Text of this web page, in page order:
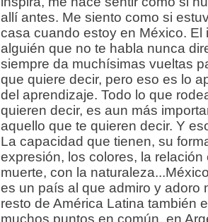
allí antes. Me siento como si
casa cuando estoy en México. El
alguién que no te habla nunca
siempre da muchísimas vueltas
que quiere decir, pero eso es lo
del aprendizaje. Todo lo que
quieren decir, es aun más
aquello que te quieren decir. Y
La capacidad que tienen, su
expresión, los colores, la relación
muerte, con la
es un país al que admiro y adoro
resto de América Latina también
muchos puntos en común, en